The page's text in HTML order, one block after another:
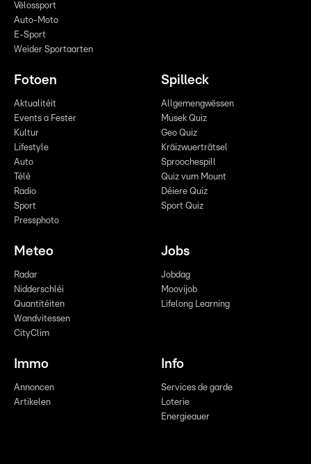
Vëlossport
Auto-Moto
E-Sport
Weider Sportaarten
Fotoen
Aktualitéit
Events a Fester
Kultur
Lifestyle
Auto
Télé
Radio
Sport
Pressphoto
Spilleck
Allgemengwëssen
Musek Quiz
Geo Quiz
Kräizwuerträtsel
Sproochespill
Quiz vum Mount
Déiere Quiz
Sport Quiz
Meteo
Radar
Nidderschléi
Quantitéiten
Wandvitessen
CityClim
Jobs
Jobdag
Moovijob
Lifelong Learning
Immo
Annoncen
Artikelen
Info
Services de garde
Loterie
Energieauer